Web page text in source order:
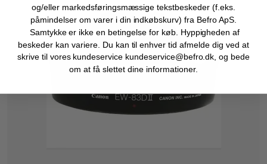
og/eller markedsføringsmæssige tekstbeskeder (f.eks.
påmindelser om varer i din indkøbskurv) fra Befro ApS.
Samtykke er ikke en betingelse for køb. Hyppigheden af
beskeder kan variere. Du kan til enhver tid afmelde dig ved at
skrive til vores kundeservice kundeservice@befro.dk, og bede
om at få slettet dine informationer.